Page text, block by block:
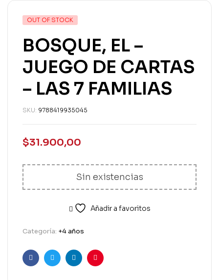
OUT OF STOCK
BOSQUE, EL –
JUEGO DE CARTAS
– LAS 7 FAMILIAS
SKU: 9788419935045
$31.900,00
Sin existencias
Añadir a favoritos
Categoría: +4 años
FacebookTwitterLinkedinPinterest